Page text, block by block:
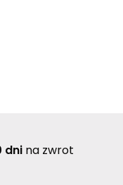
dnina zwrot